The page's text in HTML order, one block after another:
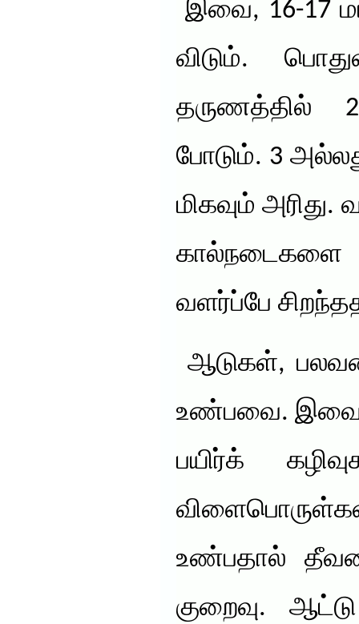
இவை, 16-17
விடும்.
தருணத்தில்
போடும். 3
மிகவும்
வளர்ப்பே
ஆடுகள்,
உண்பவை. இவை
பயிர்க்
உண்பதால் தீவனப்
குறைவு.